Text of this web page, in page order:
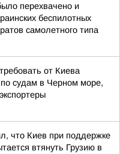
перехвачено и
беспилотных
самолетного типа
от Киева
судам в Черном море,
что Киев при поддержке
втянуть Грузию в